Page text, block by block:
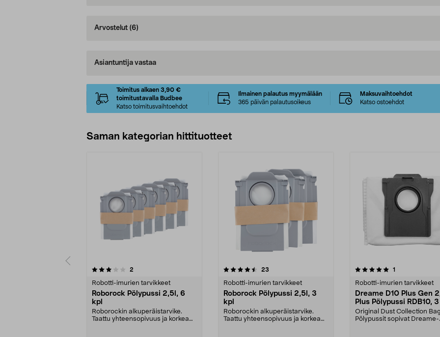
Arvostelut (6)
Asiantuntija vastaa
Toimitus alkaen 3,90 €
toimitustavalla Budbee
Katso toimitusvaihtoehdot
Ilmainen palautus myymälään
365 päivän palautusoikeus
Maksuvaihtoehdot
Katso ostoehdot
Saman kategorian hittituotteet
2
Robotti-imurien tarvikkeet
Roborock Pölypussi 2,5l, 6
kpl
Roborockin alkuperäistarvike.
Taattu yhteensopivuus ja korkea
4.5 viidestä
23
Robotti-imurien tarvikkeet
Roborock Pölypussi 2,5l, 3
kpl
Roborockin alkuperäistarvike.
Taattu yhteensopivuus ja korkea
5.0 viidestä
1
Robotti-imurien tarvikkeet
Dreame D10 Plus Gen
Plus Pölypussi RDB10, 3
Original Dust Collection
Pölypussit sopivat Dreame-
4.5 viidestä